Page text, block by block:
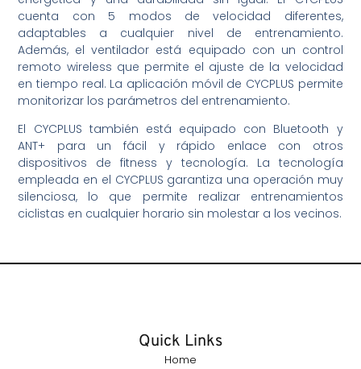
cuenta con 5 modos de velocidad diferentes,
adaptables a cualquier nivel de entrenamiento.
Además, el ventilador está equipado con un control
remoto wireless que permite el ajuste de la velocidad
en tiempo real. La aplicación móvil de CYCPLUS permite
monitorizar los parámetros del entrenamiento.
El CYCPLUS también está equipado con Bluetooth y
ANT+ para un fácil y rápido enlace con otros
dispositivos de fitness y tecnología. La tecnología
empleada en el CYCPLUS garantiza una operación muy
silenciosa, lo que permite realizar entrenamientos
ciclistas en cualquier horario sin molestar a los vecinos.
Quick Links
Home